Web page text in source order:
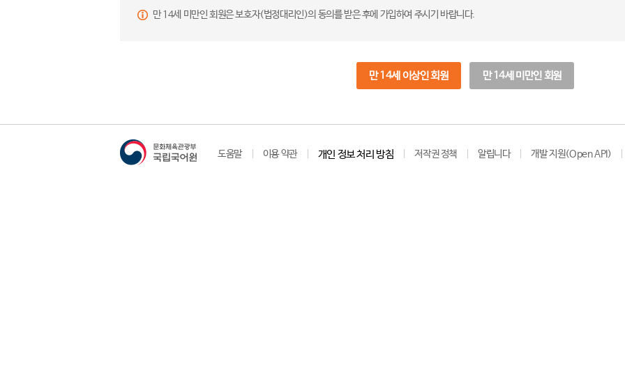
만 14세 미만인 회원은 보호자(법정대리인)의 동의를 받은 후에 가입하여 주시기 바랍니다.
만 14세 이상인 회원 만 14세 미만인 회원
도움말 이용 약관 개인 정보 처리 방침 저작권 정책 알립니다 개발 지원(Open API)